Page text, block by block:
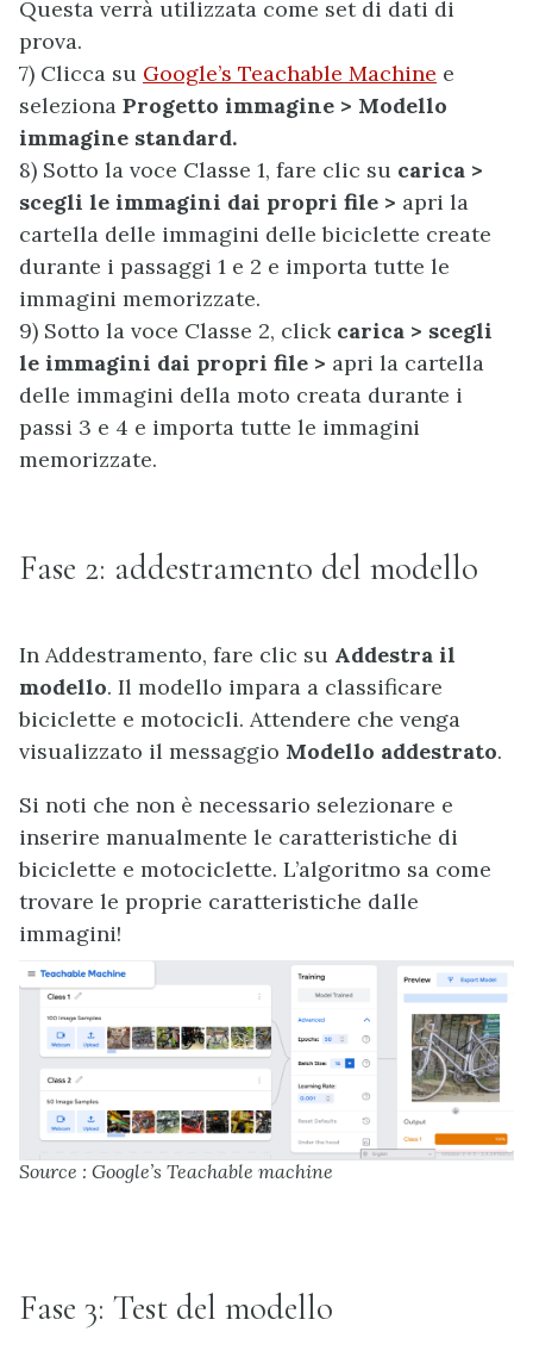
Questa verrà utilizzata come set di dati di
prova.
7) Clicca su Google’s Teachable Machine e
seleziona Progetto immagine > Modello
immagine standard.
8) Sotto la voce Classe 1, fare clic su carica >
scegli le immagini dai propri file > apri la
cartella delle immagini delle biciclette create
durante i passaggi 1 e 2 e importa tutte le
immagini memorizzate.
9) Sotto la voce Classe 2, click carica > scegli
le immagini dai propri file > apri la cartella
delle immagini della moto creata durante i
passi 3 e 4 e importa tutte le immagini
memorizzate.
Fase 2: addestramento del modello
In Addestramento, fare clic su Addestra il
modello. Il modello impara a classificare
biciclette e motocicli. Attendere che venga
visualizzato il messaggio Modello addestrato.
Si noti che non è necessario selezionare e
inserire manualmente le caratteristiche di
biciclette e motociclette. L’algoritmo sa come
trovare le proprie caratteristiche dalle
immagini!
Source : Google’s Teachable machine
Fase 3: Test del modello